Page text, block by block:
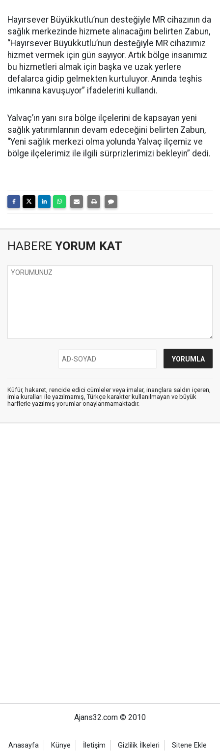
Hayırsever Büyükkutlu’nun desteğiyle MR cihazının da
sağlık merkezinde hizmete alınacağını belirten Zabun,
“Hayırsever Büyükkutlu’nun desteğiyle MR cihazımız
hizmet vermek için gün sayıyor. Artık bölge insanımız
bu hizmetleri almak için başka ve uzak yerlere
defalarca gidip gelmekten kurtuluyor. Anında teşhis
imkanına kavuşuyor” ifadelerini kullandı.
Yalvaç’ın yanı sıra bölge ilçelerini de kapsayan yeni
sağlık yatırımlarının devam edeceğini belirten Zabun,
“Yeni sağlık merkezi olma yolunda Yalvaç ilçemiz ve
bölge ilçelerimiz ile ilgili sürprizlerimizi bekleyin” dedi.
HABERE YORUM KAT
Küfür, hakaret, rencide edici cümleler veya imalar, inançlara saldırı içeren,
imla kuralları ile yazılmamış, Türkçe karakter kullanılmayan ve büyük
harflerle yazılmış yorumlar onaylanmamaktadır.
Ajans32.com © 2010
Anasayfa Künye İletişim Gizlilik İlkeleri Sitene Ekle